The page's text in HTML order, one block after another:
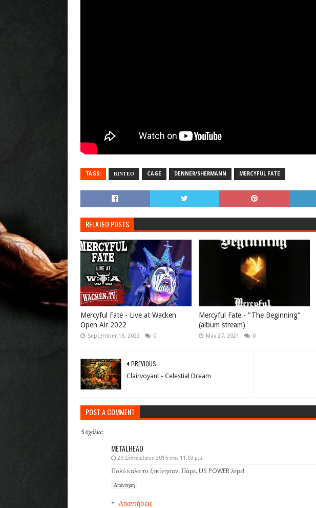
TAGS: ΒΙΝΤΕΟ CAGE DENNER/SHERMANN MERCYFUL FATE
RELATED POSTS
Mercyful Fate - Live at Wacken
Open Air 2022
September 16, 2022 0
Mercyful Fate - "The Beginning"
(album stream)
May 27, 2021 0
PREVIOUS
Clairvoyant - Celestial Dream
POST A COMMENT
5 σχόλια:
METALHEAD
29 Σεπτεμβρίου 2015 στις 11:03 μ.μ.
Πολύ καλά το ξεκίνησαν. Πάμε. US POWER λέμε!
Απάντηση
Απαντήσεις